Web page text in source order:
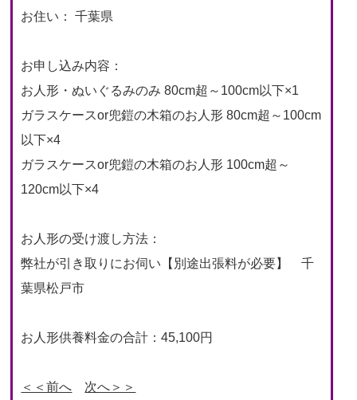
お住い： 千葉県
お申し込み内容：
お人形・ぬいぐるみのみ 80cm超～100cm以下×1
ガラスケースor兜鎧の木箱のお人形 80cm超～100cm
以下×4
ガラスケースor兜鎧の木箱のお人形 100cm超～
120cm以下×4
お人形の受け渡し方法：
弊社が引き取りにお伺い【別途出張料が必要】 千
葉県松戸市
お人形供養料金の合計：45,100円
＜＜前へ 次へ＞＞